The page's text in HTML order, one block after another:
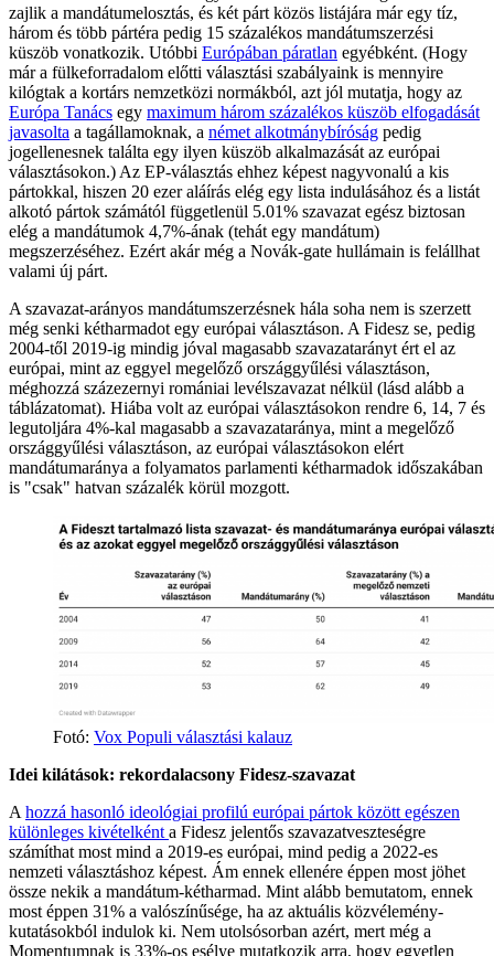
zajlik a mandátumelosztás, és két párt közös listájára már egy tíz,
három és több pártéra pedig 15 százalékos mandátumszerzési
küszöb vonatkozik. Utóbbi Európában páratlan egyébként. (Hogy
már a fülkeforradalom előtti választási szabályaink is mennyire
kilógtak a kortárs nemzetközi normákból, azt jól mutatja, hogy az
Európa Tanács egy maximum három százalékos küszöb elfogadását
javasolta a tagállamoknak, a német alkotmánybíróság pedig
jogellenesnek találta egy ilyen küszöb alkalmazását az európai
választásokon.) Az EP-választás ehhez képest nagyvonalú a kis
pártokkal, hiszen 20 ezer aláírás elég egy lista indulásához és a listát
alkotó pártok számától függetlenül 5.01% szavazat egész biztosan
elég a mandátumok 4,7%-ának (tehát egy mandátum)
megszerzéséhez. Ezért akár még a Novák-gate hullámain is felállhat
valami új párt.
A szavazat-arányos mandátumszerzésnek hála soha nem is szerzett
még senki kétharmadot egy európai választáson. A Fidesz se, pedig
2004-től 2019-ig mindig jóval magasabb szavazatarányt ért el az
európai, mint az eggyel megelőző országgyűlési választáson,
méghozzá százezernyi romániai levélszavazat nélkül (lásd alább a
táblázatomat). Hiába volt az európai választásokon rendre 6, 14, 7 és
legutoljára 4%-kal magasabb a szavazataránya, mint a megelőző
országgyűlési választáson, az európai választásokon elért
mandátumaránya a folyamatos parlamenti kétharmadok időszakában
is "csak" hatvan százalék körül mozgott.
Fotó: Vox Populi választási kalauz
Idei kilátások: rekordalacsony Fidesz-szavazat
A hozzá hasonló ideológiai profilú európai pártok között egészen
különleges kivételként a Fidesz jelentős szavazatveszteségre
számíthat most mind a 2019-es európai, mind pedig a 2022-es
nemzeti választáshoz képest. Ám ennek ellenére éppen most jöhet
össze nekik a mandátum-kétharmad. Mint alább bemutatom, ennek
most éppen 31% a valószínűsége, ha az aktuális közvélemény-
kutatásokból indulok ki. Nem utolsósorban azért, mert még a
Momentumnak is 33%-os esélye mutatkozik arra, hogy egyetlen